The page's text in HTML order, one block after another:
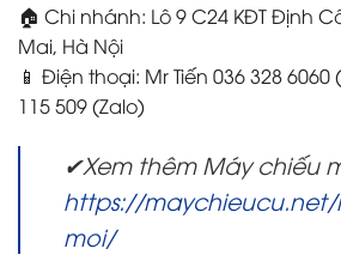
🏠 Chi nhánh: Lô 9 C24 KĐT Định
Mai, Hà Nội
📱 Điện thoại: Mr Tiến 036 328
115 509 (Zalo)
✔Xem thêm Máy chiếu
https://
moi/